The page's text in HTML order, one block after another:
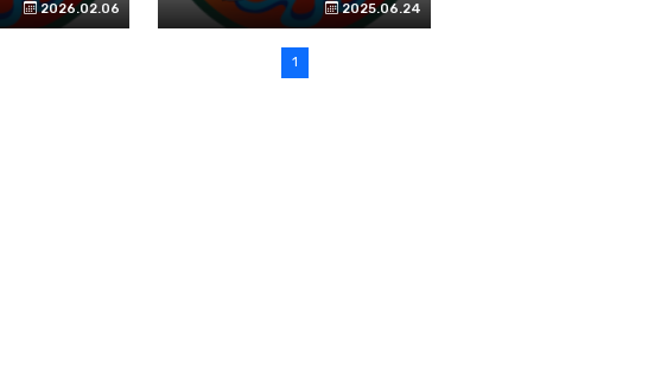
2026.02.06 2025.06.24
1